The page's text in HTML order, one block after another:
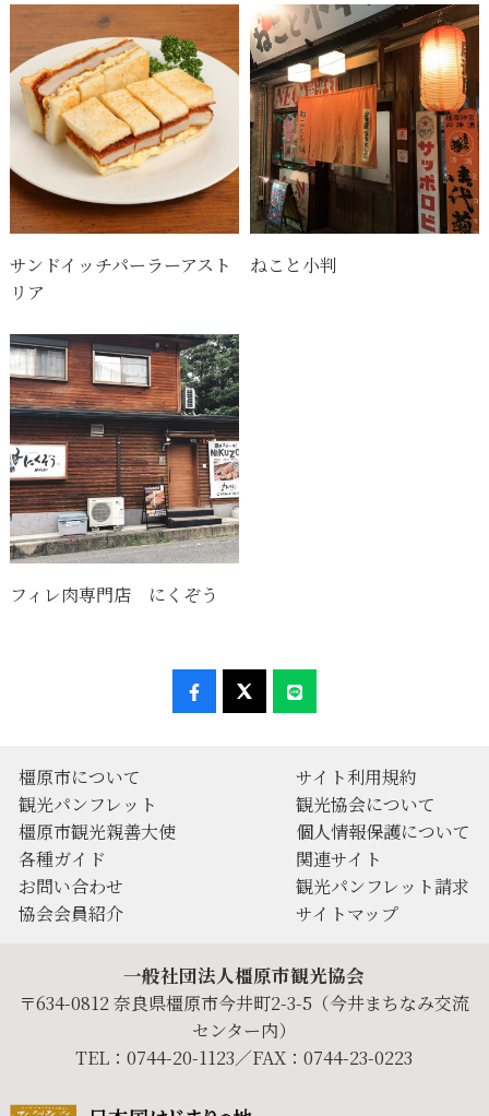
サンドイッチパーラーアスト
リア
ねこと小判
フィレ肉専門店 にくぞう
橿原市について
観光パンフレット
橿原市観光親善大使
各種ガイド
お問い合わせ
協会会員紹介
サイト利用規約
観光協会について
個人情報保護について
関連サイト
観光パンフレット請求
サイトマップ
一般社団法人橿原市観光協会
〒634-0812 奈良県橿原市今井町2-3-5（今井まちなみ交流
センター内）
TEL：0744-20-1123／FAX：0744-23-0223